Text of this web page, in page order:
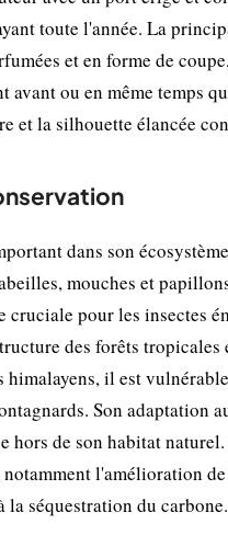
toute l'année. La
et en forme de
avant ou en même temps
et la silhouette élancée
dans son
mouches et
pour les insectes
des forêts tropicales
himalayens, il est
Son adaptation
hors de son habitat
l'amélioration
la séquestration du carbone.